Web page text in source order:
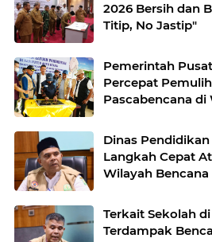
2026 Bersih dan
Titip, No Jastip"
Pemerintah
Percepat
Pascabencana
Dinas
Langkah Cepat
Wilayah Bencana
Terkait Sekolah
Terdampak